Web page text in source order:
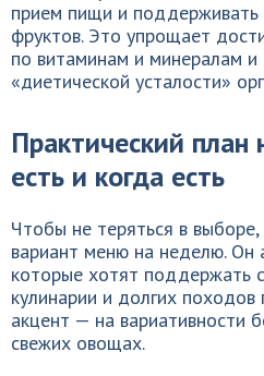
прием пищи и
фруктов. Это упрощает
по витаминам и минералам и
«диетической усталости»
Практический
есть и когда есть
Чтобы не теряться в
вариант меню на неделю. Он
которые хотят поддержать
кулинарии и долгих
акцент — на вариативности
свежих овощах.